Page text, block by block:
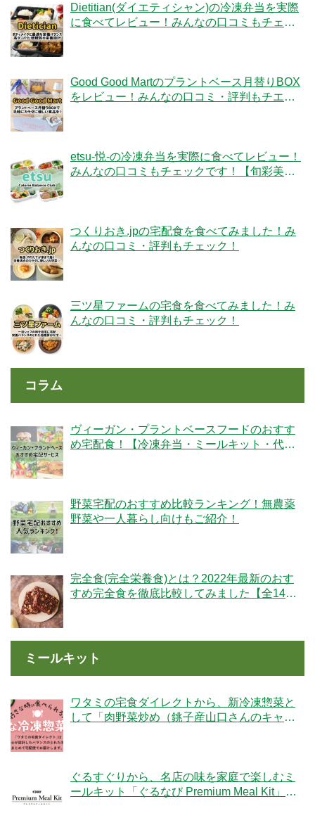
Dietitian(ダイエティシャン)の冷凍弁当を実際
に食べてレビュー！みんなの口コミもチェッ
Good Good Martのプラントベース月替りBOX
をレビュー！みんなの口コミ・評判もチエッ
etsu-悦-の冷凍弁当を実際に食べてレビュー！
みんなの口コミもチェックです！【旬彩美
つくりおき.jpの宅配食を食べてみました！み
んなの口コミ・評判もチェック！
三ツ星ファームの宅食を食べてみました！み
んなの口コミ・評判もチェック！
コラム
ヴィーガン・プラントベースフードのおすす
め宅配食！【冷凍弁当・ミールキット・代替
野菜宅配のおすすめ比較ランキング！無農薬
野菜や一人暮らし向けもご紹介！
完全食(完全栄養食)とは？2022年最新のおす
すめ完全食を徹底比較してみました【全14
ミールキット
ワタミの宅食ダイレクトから、新冷凍惣菜と
して「肉野菜炒め（銚子産山口さんのキャベ
ぐるすぐりから、名店の味を家庭で楽しむミ
ールキット「ぐるなび Premium Meal Kit」シ